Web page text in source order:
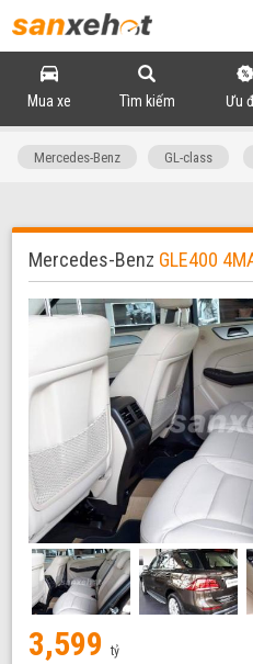
Mua xe Tìm kiếm Ưu
Mercedes-Benz GL-class
Mercedes-Benz GLE400
3,599tỷ